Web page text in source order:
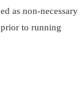
as non-necessary
to running